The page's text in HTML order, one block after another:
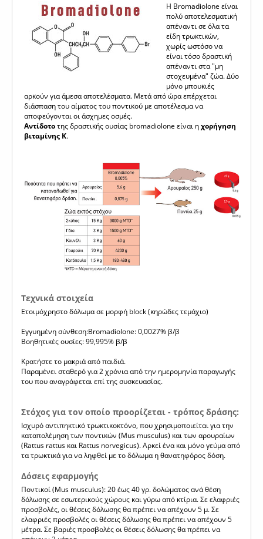
Η Bromadiolone είναι
πολύ αποτελεσματική
απέναντι σε όλα τα
είδη τρωκτικών,
χωρίς ωστόσο να
είναι τόσο δραστική
απέναντι στα "μη
στοχευμένα" ζώα. Δύο
μόνο μπουκιές
αρκούν για άμεσα αποτελέσματα. Μετά από ώρα επέρχεται
διάσπαση του αίματος του ποντικού με αποτέλεσμα να
αποφεύγονται οι άσχημες οσμές.
Αντίδοτοτης δραστικής ουσίας bromadiolone είναι ηχορήγηση
βιταμίνης K.
Τεχνικά στοιχεία
Ετοιμόχρηστο δόλωμα σε μορφή block (κηρώδες τεμάχιο)
Εγγυημένη σύνθεση:Bromadiolone: 0,0027% β/β
Βοηθητικές ουσίες: 99,995% β/β
Κρατήστε το μακριά από παιδιά.
Παραμένει σταθερό για 2 χρόνια από την ημερομηνία παραγωγής
του που αναγράφεται επί της συσκευασίας.
Στόχος για τον οποίο προορίζεται - τρόπος δράσης:
Ισχυρό αντιπηκτικό τρωκτικοκτόνο, που χρησιμοποιείται για την
καταπολέμηση των ποντικών (Mus musculus) και των αρουραίων
(Rattus rattus και Rattus norvegicus). Αρκεί ένα και μόνο γεύμα από
τα τρωκτικά για να ληφθεί με το δόλωμα η θανατηφόρος δόση.
Δόσεις εφαρμογής
Ποντικοί (Mus musculus): 20 έως 40 γρ. δολώματος ανά θέση
δόλωσης σε εσωτερικούς χώρους και γύρω από κτίρια. Σε ελαφριές
προσβολές, οι θέσεις δόλωσης θα πρέπει να απέχουν 5 μ. Σε
ελαφριές προσβολές οι θέσεις δόλωσης θα πρέπει να απέχουν 5
μέτρα. Σε βαριές προσβολές οι θέσεις δόλωσης θα πρέπει να